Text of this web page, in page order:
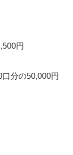
円
分の50,000円